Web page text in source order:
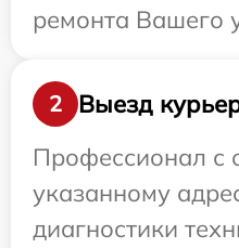
ремонта Вашего
2
Выезд
Профессионал с
указанному
диагностики